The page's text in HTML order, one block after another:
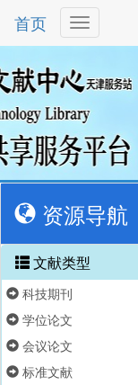
首页
资源导航
文献类型
科技期刊
学位论文
会议论文
标准文献